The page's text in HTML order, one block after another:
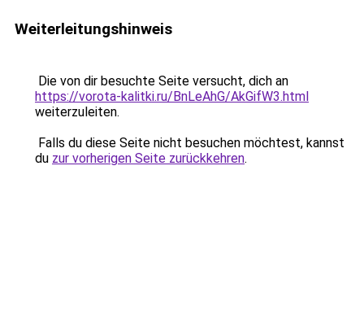
Weiterleitungshinweis
Die von dir besuchte Seite versucht, dich an
https://vorota-kalitki.ru/BnLeAhG/AkGifW3.html
weiterzuleiten.
Falls du diese Seite nicht besuchen möchtest, kannst
du zur vorherigen Seite zurückkehren.